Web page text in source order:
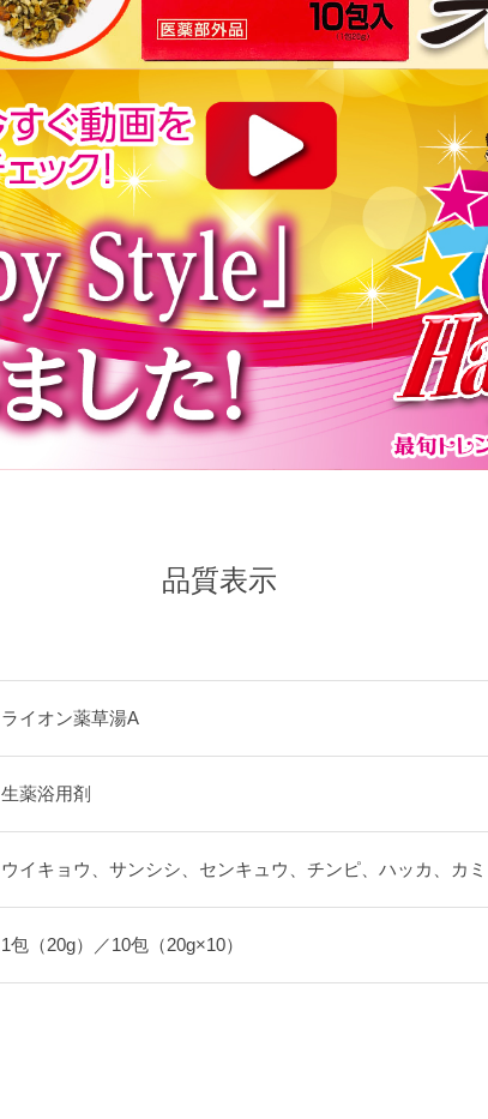
品質表示
ライオン薬草湯A
生薬浴用剤
ウイキョウ、サンシシ、センキュウ、チンピ、ハッカ、カ
1包（20g）／10包（20g×10）